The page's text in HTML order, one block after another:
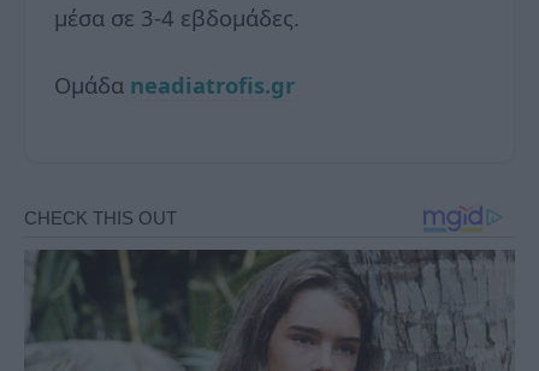
μέσα σε 3-4 εβδομάδες.
Ομάδα neadiatrofis.gr